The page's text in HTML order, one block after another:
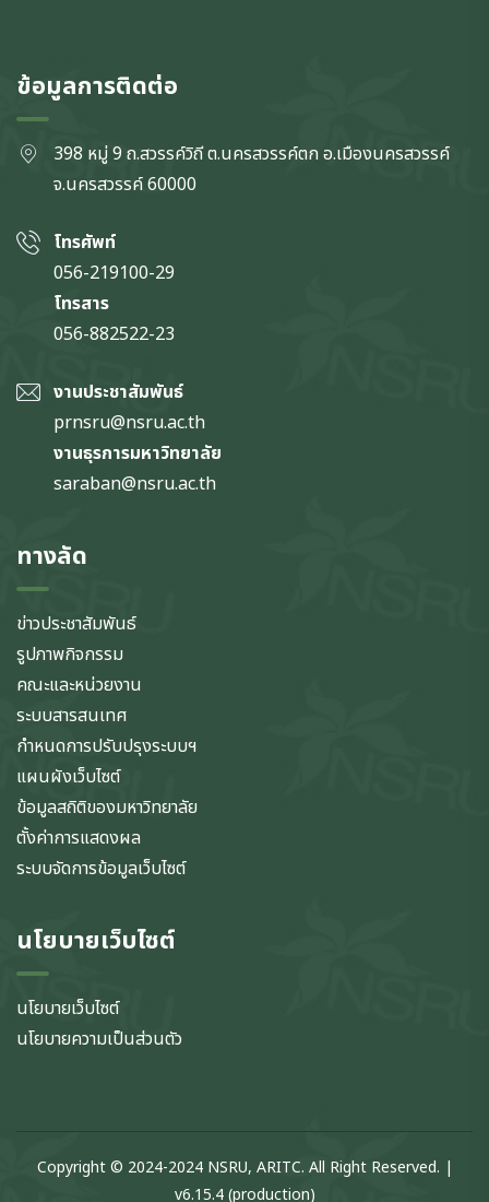
ข้อมูลการติดต่อ
398 หมู่ 9 ถ.สวรรค์วิถี ต.นครสวรรค์ตก อ.เมืองนครสวรรค์
จ.นครสวรรค์60000
โทรศัพท์
056-219100-29
โทรสาร
056-882522-23
งานประชาสัมพันธ์
prnsru@nsru.ac.th
งานธุรการมหาวิทยาลัย
saraban@nsru.ac.th
ทางลัด
ข่าวประชาสัมพันธ์
รูปภาพกิจกรรม
คณะและหน่วยงาน
ระบบสารสนเทศ
กำหนดการปรับปรุงระบบฯ
แผนผังเว็บไซต์
ข้อมูลสถิติของมหาวิทยาลัย
ตั้งค่าการแสดงผล
ระบบจัดการข้อมูลเว็บไซต์
นโยบายเว็บไซต์
นโยบายเว็บไซต์
นโยบายความเป็นส่วนตัว
Copyright © 2024-2024 NSRU, ARITC. All Right Reserved. |
v6.15.4 (production)